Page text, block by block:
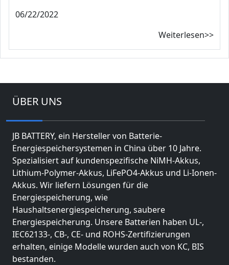
06/22/2022
Weiterlesen>>
ÜBER UNS
JB BATTERY, ein Hersteller von Batterie-
Energiespeichersystemen in China über 10 Jahre.
Spezialisiert auf kundenspezifische NiMH-Akkus,
Lithium-Polymer-Akkus, LiFePO4-Akkus und Li-Ionen-
Akkus. Wir liefern Lösungen für die
Energiespeicherung, wie
Haushaltsenergiespeicherung, saubere
Energiespeicherung. Unsere Batterien haben UL-,
IEC62133-, CB-, CE- und ROHS-Zertifizierungen
erhalten, einige Modelle wurden auch von KC, BIS
bestanden.